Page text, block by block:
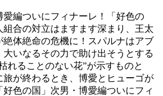
愛編ついにフィナーレ！「好色の
組合の対立はますます深まり、王太
絶体絶命の危機に！スパルナはアブ
大いなるその力で助け出そうとする
れることのない花”が示すものと
旅が終わるとき、博愛とヒューゴが
色の国」次男・博愛編ついにフィ